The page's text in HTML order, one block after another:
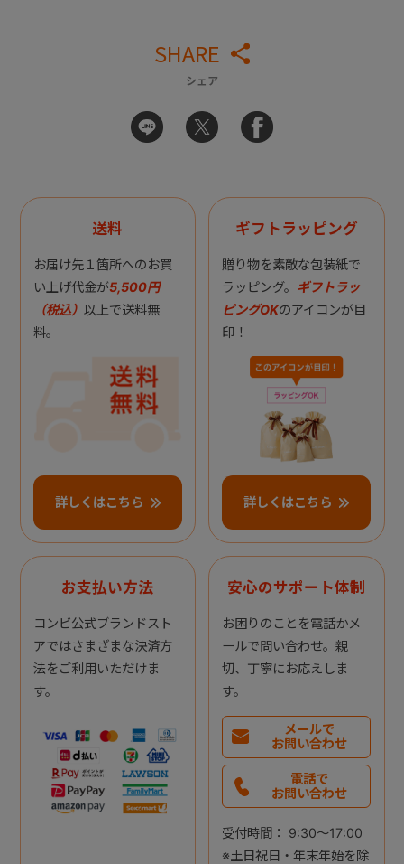
SHARE
シェア
送料
お届け先１箇所へのお買
い上げ代金が5,500円
（税込） 以上で送料無
料。
詳しくはこちら
ギフトラッピング
贈り物を素敵な包装紙で
ラッピング。 ギフトラッ
ピングOKのアイコンが目
印！
詳しくはこちら
お支払い方法
コンビ公式ブランドスト
アではさまざまな決済方
法をご利用いただけま
す。
安心のサポート体制
お困りのことを電話かメ
ールで問い合わせ。親
切、丁寧にお応えしま
す。
メールで
お問い合わせ
電話で
お問い合わせ
受付時間： 9:30～17:00
※土日祝日・年末年始を除